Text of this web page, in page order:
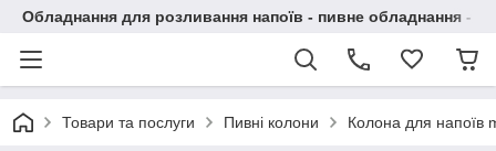
Обладнання для розливання напоїв - пивне обладнання - в
Товари та послуги Пивні колони Колона для напоїв